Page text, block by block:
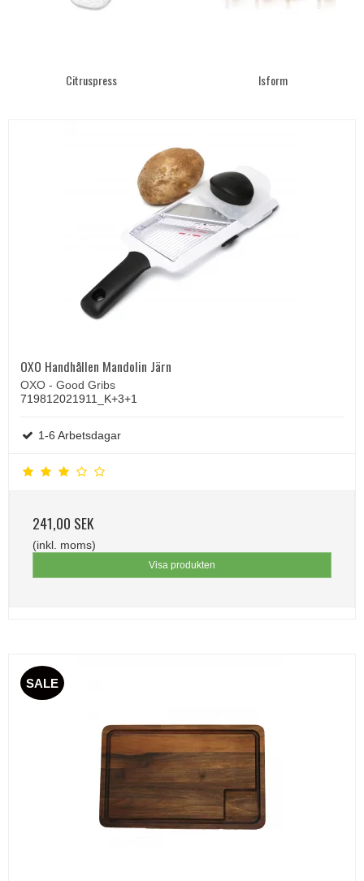
Citruspress Isform
OXO Handhållen Mandolin Järn
OXO - Good Gribs
719812021911_K+3+1
1-6 Arbetsdagar
241,00 SEK
(inkl. moms)
Visa produkten
SALE